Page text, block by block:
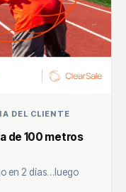
DEL CLIENTE
de 100 metros
en 2 días…luego